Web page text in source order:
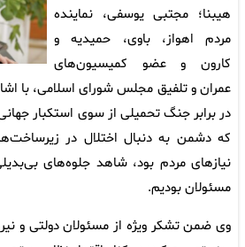
هیبنا؛ مجتبی یوسفی، نماینده
مردم اهواز، باوی، حمیدیه و
کارون و عضو کمیسیون‌های
عمران و تلفیق مجلس شورای اسلامی، با
در برابر جنگ تحمیلی از سوی استکبار
که دشمن به دنبال اختلال در
نیازهای مردم بود، شاهد جلوه‌های
مسئولان بودیم.
وی ضمن تشکر ویژه از مسئولان دولتی و